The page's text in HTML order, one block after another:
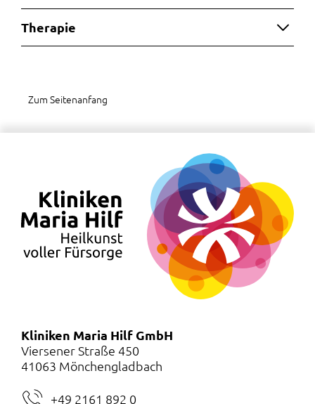
Therapie
Zum Seitenanfang
Kliniken Maria Hilf GmbH
Viersener Straße 450
41063 Mönchengladbach
+49 2161 892 0